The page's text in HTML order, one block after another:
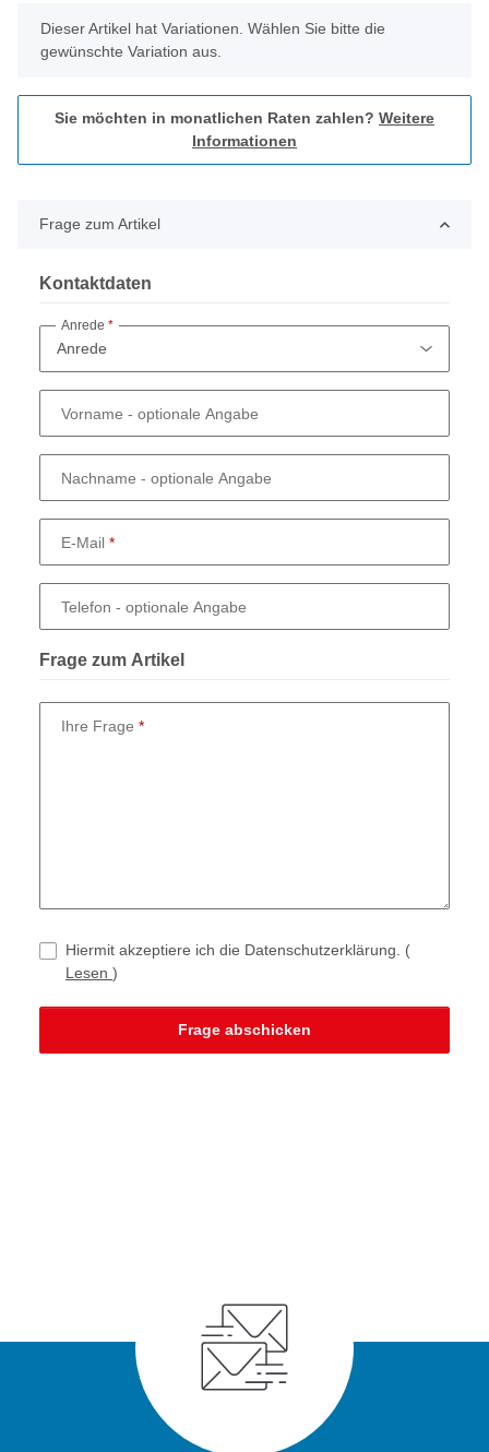
x
Dieser Artikel hat Variationen. Wählen Sie bitte die
gewünschte Variation aus.
Sie möchten in monatlichen Raten zahlen? Weitere
Informationen
Frage zum Artikel
Kontaktdaten
Anrede
Vorname - optionale Angabe
Nachname - optionale Angabe
E-Mail
Telefon - optionale Angabe
Frage zum Artikel
Ihre Frage
Hiermit akzeptiere ich die Datenschutzerklärung. (
Lesen )
Frage abschicken